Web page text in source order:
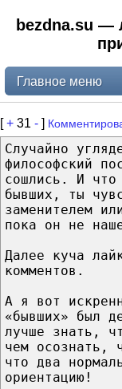
bezdna.su —
Главное меню
[+ 31 - ]
Случайно
философский
сошлись. И что
бывших, ты
заменителем
пока он не
Далее куча
комментов.
А я вот
«бывших» был
лучше знать,
чем осознать,
что два
ориентацию!